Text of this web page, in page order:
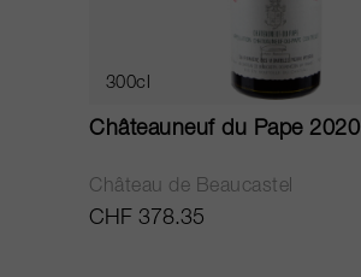
300cl
Châteauneuf du Pape 2020
Château de Beaucastel
CHF 378.35